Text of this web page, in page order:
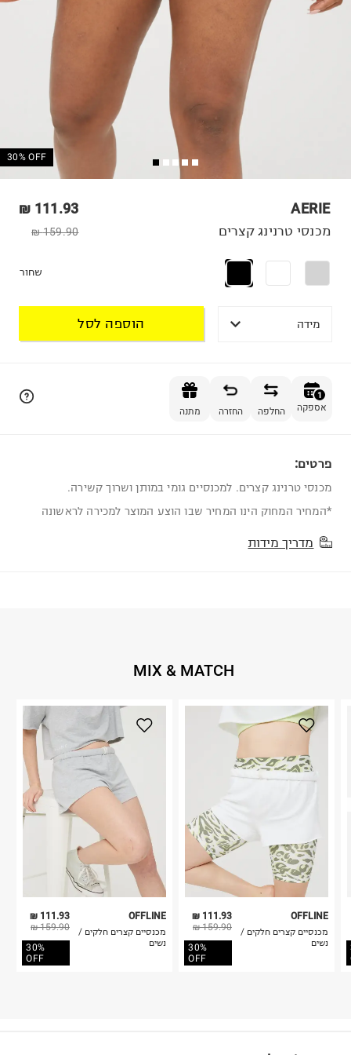
30% OFF
AERIE
111.93 ₪
159.90 ₪ מכנסי טרנינג קצרים
שחור
מידה הוספה לסל
1
אספקה החלפה החזרה מתנה
פרטים:
מכנסי טרנינג קצרים. למכנסיים גומי במותן ושרוך קשירה.
*המחיר המחוק הינו המחיר שבו הוצע המוצר למכירה לראשונה
מדריך מידות
MIX & MATCH
111.93 ₪
159.90 ₪
30%
OFF
OFFLINE
מכנסיים קצרים חלקים /
נשים
111.93 ₪
159.90 ₪
30%
OFF
OFFLINE
מכנסיים קצרים חלקים /
נשים